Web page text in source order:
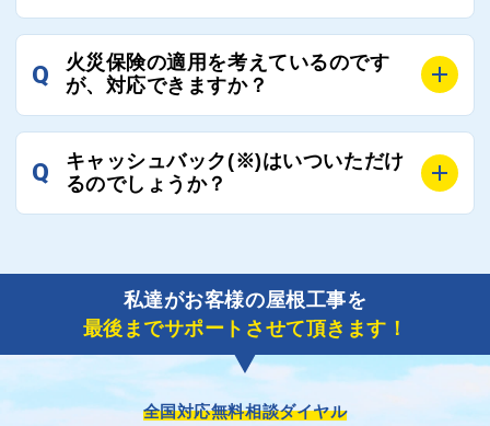
ご連絡いただき、屋根コネクトから直ちに紹介の工事
業者へ状況確認の連絡をし、即時対応するよう指示を
いたしますので、お気軽にお申し付けください。
工事業者の状況や屋根の状態、工事の内容、天候によ
って工事期間は変わりますが、目安としては、おおよ
また、急ぎの場合などは屋根コネクトとしても全面的
にご協力いたしますので、ご相談ください。可能な限
り期間を短縮できる状況の工事業者を選定させていた
だきます。
Q
火災保険の適用を考えているのです
が、対応できますか？
風災補償を適用される場合は、専門家による視察と必
Q
キャッシュバック(※)はいついただけ
るのでしょうか？
了しましたら、キャッシュバック(※)申込みフォーム
に各項目を入力いただいた上で送信してください。
その内容を屋根コネクトが確認できた日時から翌月末
までには送付手配させていただきます。
※キャッシュバックの金額は契約金額によって異なり
ます。
私達がお客様の屋根工事を
最後までサポートさせて頂きます！
全国対応無料相談ダイヤル